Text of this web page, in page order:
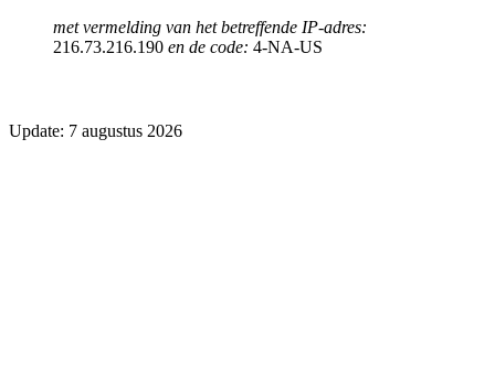
met vermelding van het betreffende IP-adres:
216.73.216.190 en de code: 4-NA-US
Update: 7 augustus 2026